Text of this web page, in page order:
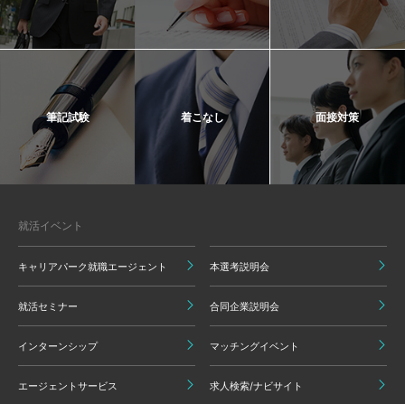
筆記試験 着こなし 面接対策
就活イベント
キャリアパーク就職エージェント 本選考説明会
就活セミナー 合同企業説明会
インターンシップ マッチングイベント
エージェントサービス 求人検索/ナビサイト